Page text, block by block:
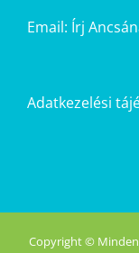
Email: Írj
Adatkezelési
Copyright ©